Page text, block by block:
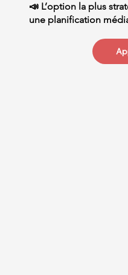
📣 L’option la plus
une planification